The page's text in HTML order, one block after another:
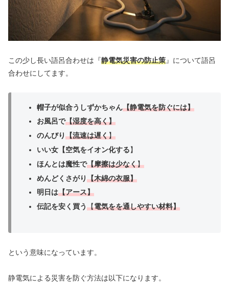
この少し長い語呂合わせは『静電気災害の防止策』について語呂
合わせにしてます。
帽子が似合うしずかちゃん【静電気を防ぐには】
お風呂で【湿度を高く】
のんびり【流速は遅く】
いい女【空気をイオン化する】
ほんとは魔性で【摩擦は少なく】
めんどくさがり【木綿の衣服】
明日は【アース】
伝記を安く買う【電気をを通しやすい材料】
という意味になっています。
静電気による災害を防ぐ方法は以下になります。